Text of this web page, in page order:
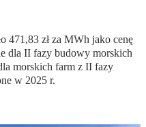
471,83 zł za MWh jako cenę
dla II fazy budowy morskich
morskich farm z II fazy
w 2025 r.